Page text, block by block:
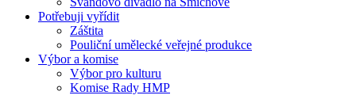
Potřebuji vyřídit
Záštita
Pouliční umělecké veřejné produkce
Výbor a komise
Výbor pro kulturu
Komise Rady HMP